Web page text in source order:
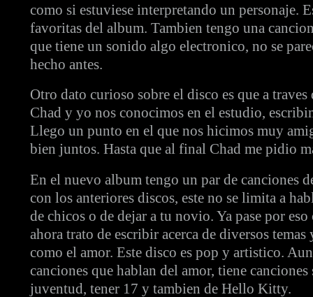
como si estuviese interpretando un personaje.
favoritas del album. Tambien tengo una
que tiene un sonido algo electronico, no se
hecho antes.
Otro dato curioso sobre el disco es que a
Chad y yo nos conocimos en el estudio,
Llego un punto en el que nos hicimos muy
bien juntos. Hasta que al final Chad me pidio
En el nuevo album tengo un par de canciones
con los anteriores discos, este no se limita a
de chicos o de dejar a tu novio. Ya pase por eso
ahora trato de escribir acerca de diversos
como el amor. Este disco es pop y artistico.
canciones que hablan del amor, tiene
juventud, tener 17 y tambien de Hello Kitty.